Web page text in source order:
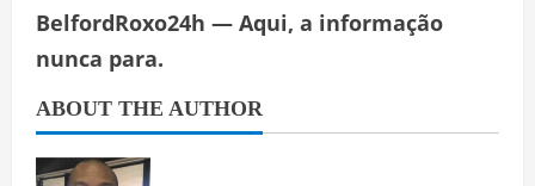
BelfordRoxo24h — Aqui, a informação
nunca para.
ABOUT THE AUTHOR